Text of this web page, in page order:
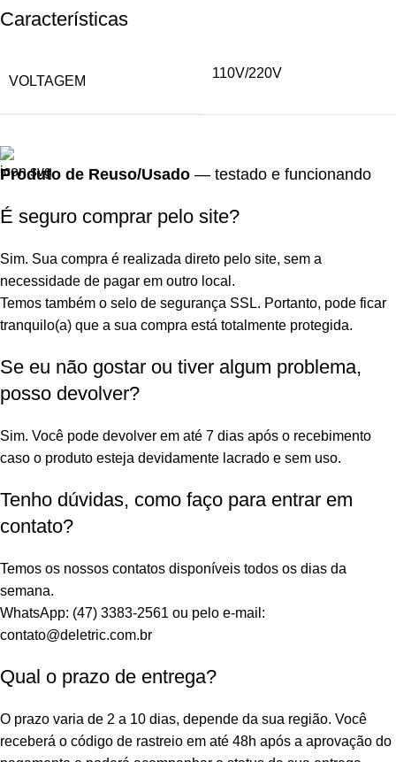
Características
VOLTAGEM
110V/220V
Produto de Reuso/Usado — testado e funcionando
É seguro comprar pelo site?
Sim. Sua compra é realizada direto pelo site, sem a
necessidade de pagar em outro local.
Temos também o selo de segurança SSL. Portanto, pode ficar
tranquilo(a) que a sua compra está totalmente protegida.
Se eu não gostar ou tiver algum problema,
posso devolver?
Sim. Você pode devolver em até 7 dias após o recebimento
caso o produto esteja devidamente lacrado e sem uso.
Tenho dúvidas, como faço para entrar em
contato?
Temos os nossos contatos disponíveis todos os dias da
semana.
WhatsApp: (47) 3383-2561 ou pelo e-mail:
contato@deletric.com.br
Qual o prazo de entrega?
O prazo varia de 2 a 10 dias, depende da sua região. Você
receberá o código de rastreio em até 48h após a aprovação do